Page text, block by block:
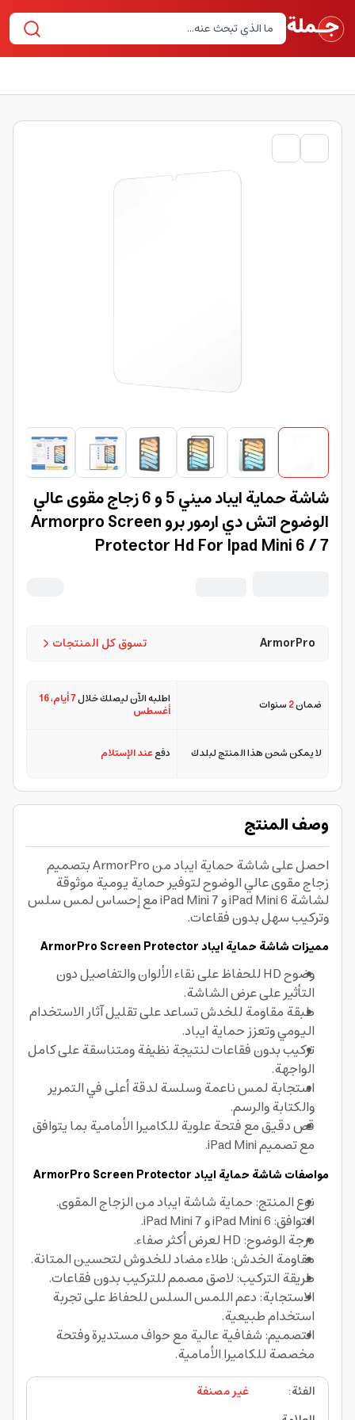
شاشة حماية ايباد ميني 5 و 6 زجاج مقوى عالي
الوضوح اتش دي ارمور برو Armorpro Screen
Protector Hd For Ipad Mini 6 / 7
تسوق كل المنتجات ArmorPro
ضمان2سنوات اطلبه الآن ليصلك خلال7 أيام ،16
أغسطس
لا يمكن شحن هذا المنتج لبلدك دفععند الإستلام
وصف المنتج
احصل على شاشة حماية ايباد من ArmorPro بتصميم
زجاج مقوى عالي الوضوح لتوفير حماية يومية موثوقة
لشاشة iPad Mini 6 و iPad Mini 7 مع إحساس لمس سلس
وتركيب سهل بدون فقاعات.
مميزات شاشة حماية ايباد ArmorPro Screen Protector
وضوح HD للحفاظ على نقاء الألوان والتفاصيل دون
التأثير على عرض الشاشة.
طبقة مقاومة للخدش تساعد على تقليل آثار الاستخدام
اليومي وتعزز حماية ايباد.
تركيب بدون فقاعات لنتيجة نظيفة ومتناسقة على كامل
الواجهة.
استجابة لمس ناعمة وسلسة لدقة أعلى في التمرير
والكتابة والرسم.
قص دقيق مع فتحة علوية للكاميرا الأمامية بما يتوافق
مع تصميم iPad Mini.
مواصفات شاشة حماية ايباد ArmorPro Screen Protector
نوع المنتج: حماية شاشة ايباد من الزجاج المقوى.
التوافق: iPad Mini 6 و iPad Mini 7.
درجة الوضوح: HD لعرض أكثر صفاء.
مقاومة الخدش: طلاء مضاد للخدوش لتحسين المتانة.
طريقة التركيب: لاصق مصمم للتركيب بدون فقاعات.
الاستجابة: دعم اللمس السلس للحفاظ على تجربة
استخدام طبيعية.
التصميم: شفافية عالية مع حواف مستديرة وفتحة
مخصصة للكاميرا الأمامية.
الفئة:
غير مصنفة